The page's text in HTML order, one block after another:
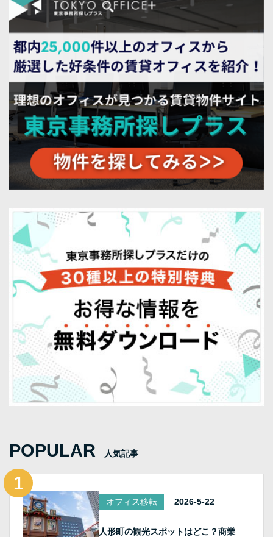
POPULAR 人気記事
オフィス移転 2026-5-22
人形町の観光スポットはどこ？商業